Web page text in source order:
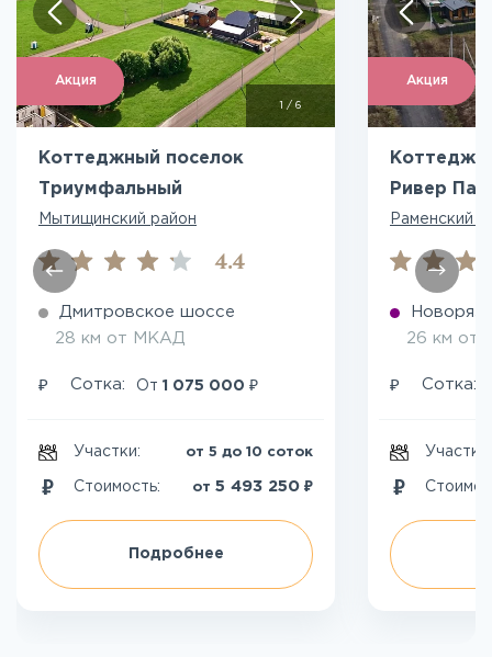
Акция
1 / 6
Коттеджный поселок
Триумфальный
Мытищинский район
4.4
Дмитровское шоссе
28 км от МКАД
₽ Сотка: От 1 075 000 ₽
Участки: от 5 до 10 соток
Стоимость: от 5 493 250 ₽
Подробнее
Акция
Ривер
Раменский
26 км от
₽ Сотка:
Участки: